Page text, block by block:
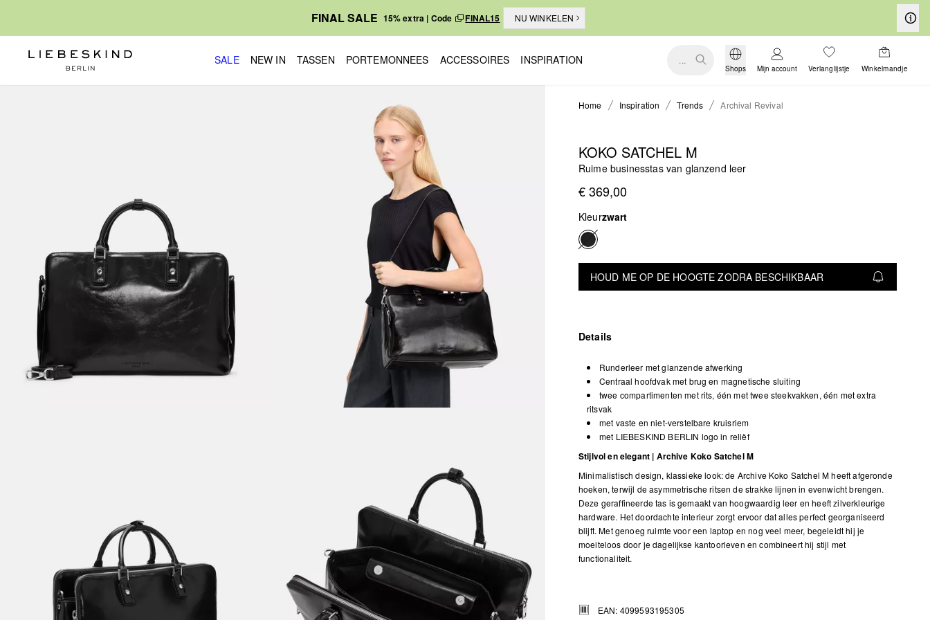
FINAL SALE 15% extra | Code FINAL15 NU WINKELEN
SALE NEW IN TASSEN PORTEMONNEES ACCESSOIRES INSPIRATION ...
Shops Mijn account Verlanglijstje Winkelmandje
Home Inspiration Trends Archival Revival
KOKO SATCHEL M
Ruime businesstas van glanzend leer
€ 369,00
Kleurzwart
HOUD ME OP DE HOOGTE ZODRA BESCHIKBAAR
Details
Runderleer met glanzende afwerking
Centraal hoofdvak met brug en magnetische sluiting
twee compartimenten met rits, één met twee steekvakken, één met extra
ritsvak
met vaste en niet-verstelbare kruisriem
met LIEBESKIND BERLIN logo in reliëf
Stijlvol en elegant | Archive Koko Satchel M
Minimalistisch design, klassieke look: de Archive Koko Satchel M heeft afgeronde
hoeken, terwijl de asymmetrische ritsen de strakke lijnen in evenwicht brengen.
Deze geraffineerde tas is gemaakt van hoogwaardig leer en heeft zilverkleurige
hardware. Het doordachte interieur zorgt ervoor dat alles perfect georganiseerd
blijft. Met genoeg ruimte voor een laptop en nog veel meer, begeleidt hij je
moeiteloos door je dagelijkse kantoorleven en combineert hij stijl met
functionaliteit.
EAN: 4099593195305